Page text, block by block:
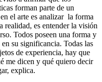
forman parte de un
el arte es analizar la forma
realidad, es entender la visión
Todos poseen una forma y
su significancia. Todas las
de experiencia, hay que
me dicen y qué quiero decir
explica.